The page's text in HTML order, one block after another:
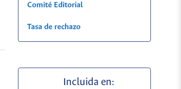
Comité Editorial
Tasa de rechazo
Incluida en: